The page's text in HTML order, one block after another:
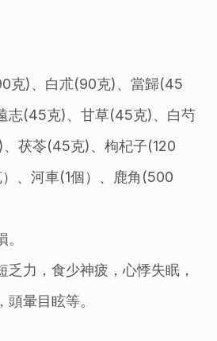
克)、白朮(90克)、當歸(45
志(45克)、甘草(45克)、白芍
茯苓(45克)、枸杞子(120
、河車(1個）、鹿角(500
乏力，食少神疲，心悸失眠，
頭暈目眩等。